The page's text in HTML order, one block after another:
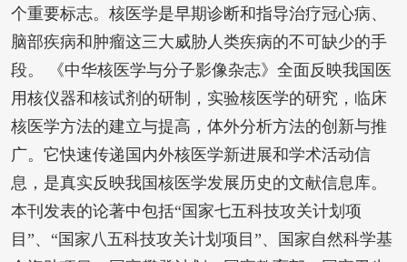
个重要标志。核医学是早期诊断和指导治疗冠心病、
脑部疾病和肿瘤这三大威胁人类疾病的不可缺少的手
段。 《中华核医学与分子影像杂志》全面反映我国医
用核仪器和核试剂的研制，实验核医学的研究，临床
核医学方法的建立与提高，体外分析方法的创新与推
广。它快速传递国内外核医学新进展和学术活动信
息，是真实反映我国核医学发展历史的文献信息库。
本刊发表的论著中包括“国家七五科技攻关计划项
目”、“国家八五科技攻关计划项目”、国家自然科学基